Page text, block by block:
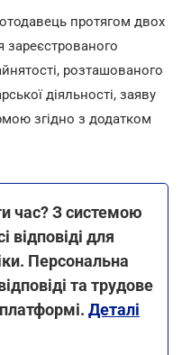
протягом двох
зареєстрованого
розташованого
діяльності, заяву
згідно з додатком
час? З системою
для
Персональна
та трудове
Деталі